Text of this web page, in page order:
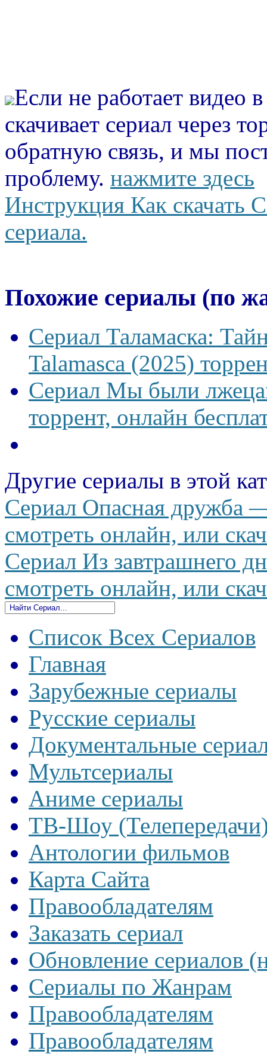
Если не работает видео
скачивает сериал через
обратную связь, и мы
проблему. нажмите здесь
Инструкция Как скачать
сериала.
Похожие сериалы (по
Сериал Таламаска:
Talamasca (2025)
Сериал Мы были
торрент, онлайн
Другие сериалы в этой
Сериал Опасная дружба
смотреть онлайн, или
Сериал Из завтрашнего
смотреть онлайн, или
Список Всех Сериалов
Главная
Зарубежные сериалы
Русские сериалы
Документальные
Мультсериалы
Аниме сериалы
ТВ-Шоу
Антологии фильмов
Карта Сайта
Правообладателям
Заказать сериал
Обновление сериалов
Сериалы по Жанрам
Правообладателям
Правообладателям